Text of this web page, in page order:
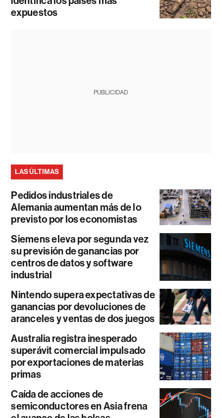
expuestos
PUBLICIDAD
LAS ÚLTIMAS
Pedidos industriales de
Alemania aumentan más de lo
previsto por los economistas
Siemens eleva por segunda vez
su previsión de ganancias por
centros de datos y software
industrial
Nintendo supera expectativas de
ganancias por devoluciones de
aranceles y ventas de dos juegos
Australia registra inesperado
superávit comercial impulsado
por exportaciones de materias
primas
Caída de acciones de
semiconductores en Asia frena